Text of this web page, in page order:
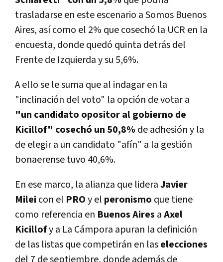
trasladarse en este escenario a Somos Buenos
Aires, así como el 2% que cosechó la UCR en la
encuesta, donde quedó quinta detrás del
Frente de Izquierda y su 5,6%.
A ello se le suma que al indagar en la
"inclinación del voto" la opción de votar a
"un candidato opositor al gobierno de
Kicillof" cosechó un 50,8% de adhesión y la
de elegir a un candidato "afín" a la gestión
bonaerense tuvo 40,6%.
En ese marco, la alianza que lideraJavier
Milei con el PROy el peronismo que tiene
como referencia en Buenos Aires aAxel
Kicillofy a La Cámpora apuran la definición
de las listas que competirán en laselecciones